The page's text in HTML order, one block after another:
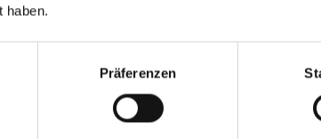
haben.
Präferenzen